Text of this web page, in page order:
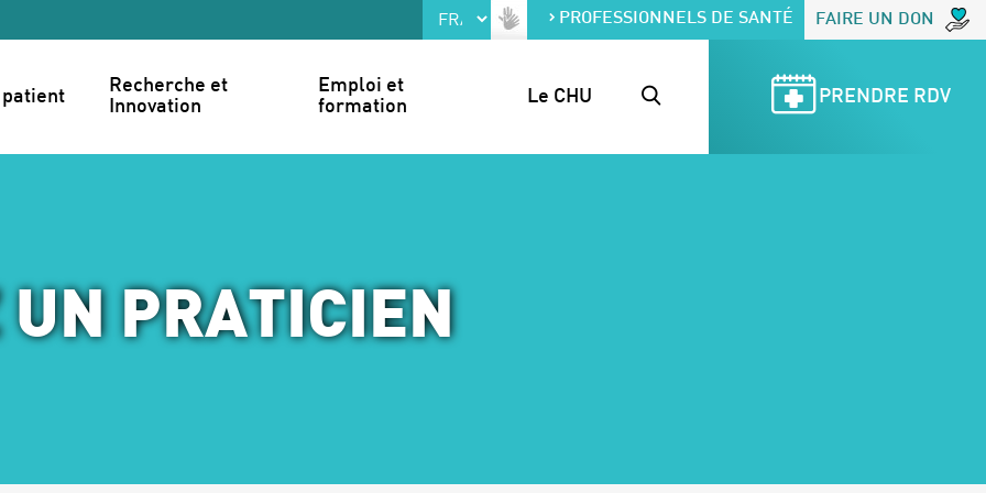
PROFESSIONNELS DE SANTÉ FAIRE UN DON
patient
Recherche et
Innovation
Emploi et
formation
Le CHU PRENDRE RDV
UN PRATICIEN